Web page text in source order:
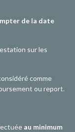
de la date
sur les
comme
ou report.
au minimum